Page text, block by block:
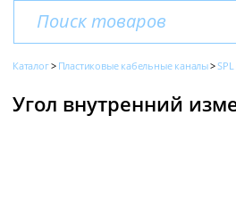
Каталог Пластиковые кабельные каналы
Угол внутренний